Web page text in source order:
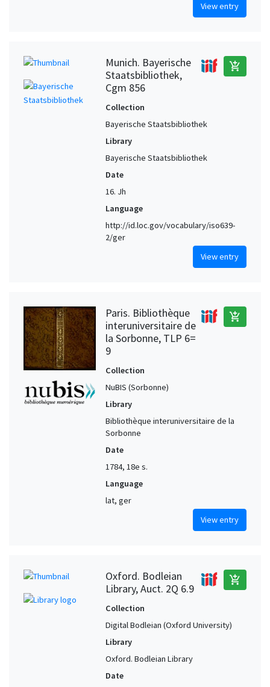
View entry
Munich. Bayerische
Staatsbibliothek,
Cgm 856
add_shopping_cart
Collection
Bayerische Staatsbibliothek
Library
Bayerische Staatsbibliothek
Date
16. Jh
Language
http://id.loc.gov/vocabulary/iso639-
2/ger
View entry
Paris. Bibliothèque
interuniversitaire de
la Sorbonne, TLP 6=
9
add_shopping_cart
Collection
NuBIS (Sorbonne)
Library
Bibliothèque interuniversitaire de la
Sorbonne
Date
1784, 18e s.
Language
lat, ger
View entry
Oxford. Bodleian
Library, Auct. 2Q 6.9
add_shopping_cart
Collection
Digital Bodleian (Oxford University)
Library
Oxford. Bodleian Library
Date